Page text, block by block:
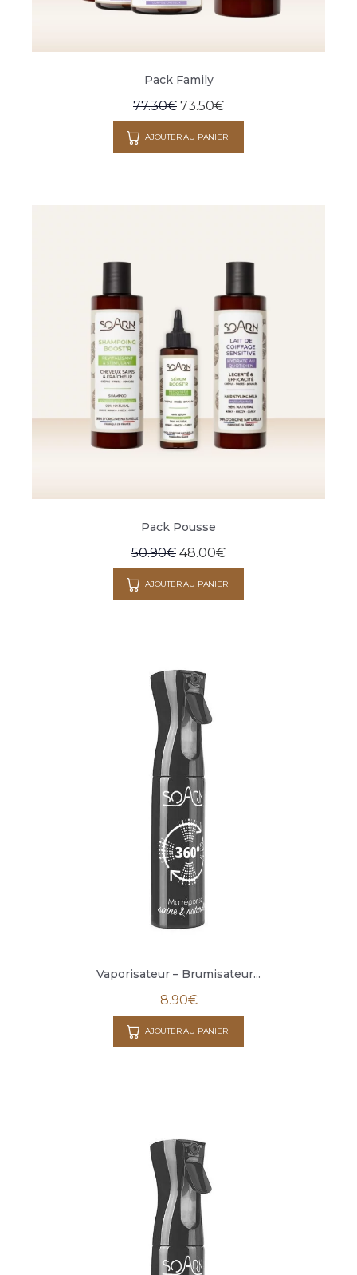
Pack Family
77.30€ 73.50€
AJOUTER AU PANIER
Pack Pousse
50.90€ 48.00€
AJOUTER AU PANIER
Vaporisateur – Brumisateur...
8.90€
AJOUTER AU PANIER